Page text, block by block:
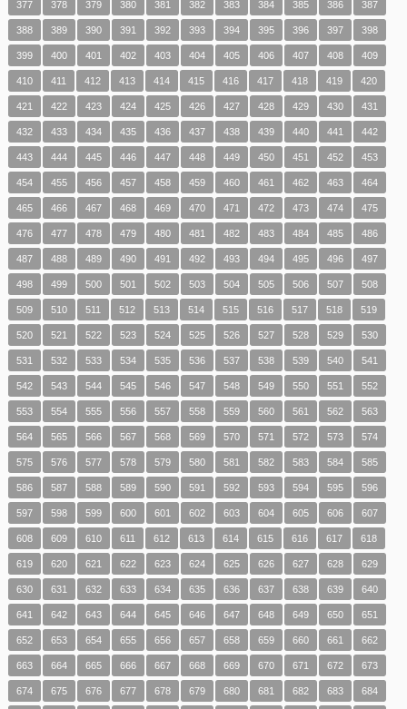
377 378 379 380 381 382 383 384 385 386 387
388 389 390 391 392 393 394 395 396 397 398
399 400 401 402 403 404 405 406 407 408 409
410 411 412 413 414 415 416 417 418 419 420
421 422 423 424 425 426 427 428 429 430 431
432 433 434 435 436 437 438 439 440 441 442
443 444 445 446 447 448 449 450 451 452 453
454 455 456 457 458 459 460 461 462 463 464
465 466 467 468 469 470 471 472 473 474 475
476 477 478 479 480 481 482 483 484 485 486
487 488 489 490 491 492 493 494 495 496 497
498 499 500 501 502 503 504 505 506 507 508
509 510 511 512 513 514 515 516 517 518 519
520 521 522 523 524 525 526 527 528 529 530
531 532 533 534 535 536 537 538 539 540 541
542 543 544 545 546 547 548 549 550 551 552
553 554 555 556 557 558 559 560 561 562 563
564 565 566 567 568 569 570 571 572 573 574
575 576 577 578 579 580 581 582 583 584 585
586 587 588 589 590 591 592 593 594 595 596
597 598 599 600 601 602 603 604 605 606 607
608 609 610 611 612 613 614 615 616 617 618
619 620 621 622 623 624 625 626 627 628 629
630 631 632 633 634 635 636 637 638 639 640
641 642 643 644 645 646 647 648 649 650 651
652 653 654 655 656 657 658 659 660 661 662
663 664 665 666 667 668 669 670 671 672 673
674 675 676 677 678 679 680 681 682 683 684